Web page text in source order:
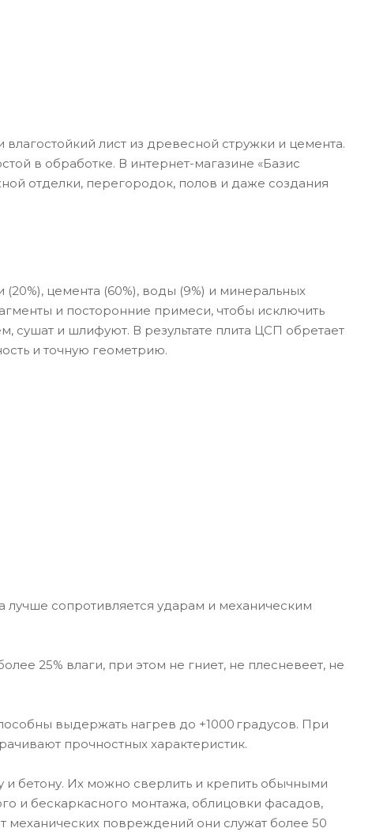
лист из древесной стружки и цемента.
в обработке. В интернет-магазине «Базис
отделки, перегородок, полов и даже создания
цемента (60%), воды (9%) и минеральных
и посторонние примеси, чтобы исключить
сушат и шлифуют. В результате плита ЦСП обретает
и точную геометрию.
сопротивляется ударам и механическим
25% влаги, при этом не гниет, не плесневеет, не
выдержать нагрев до +1000 градусов. При
прочностных характеристик.
бетону. Их можно сверлить и крепить обычными
и бескаркасного монтажа, облицовки фасадов,
механических повреждений они служат более 50